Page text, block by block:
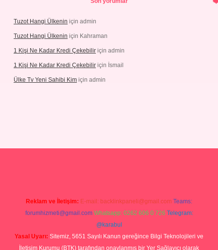
Tuzot Hangi Ülkenin için admin
Tuzot Hangi Ülkenin için Kahraman
1 Kişi Ne Kadar Kredi Çekebilir için admin
1 Kişi Ne Kadar Kredi Çekebilir için İsmail
Ülke Tv Yeni Sahibi Kim için admin
Reklam ve İletişim: E-mail: backlinkpaneli@gmail.com Teams:
forumhizmeti@gmail.com Whatsapp: 0262 606 0 726 Telegram:
@karabul
Yasal Uyarı: Sitemiz, 5651 Sayılı Kanun gereğince Bilgi Teknolojileri ve
İletişim Kurumu (BTK) tarafından onaylanmış bir Yer Sağlayıcı olarak